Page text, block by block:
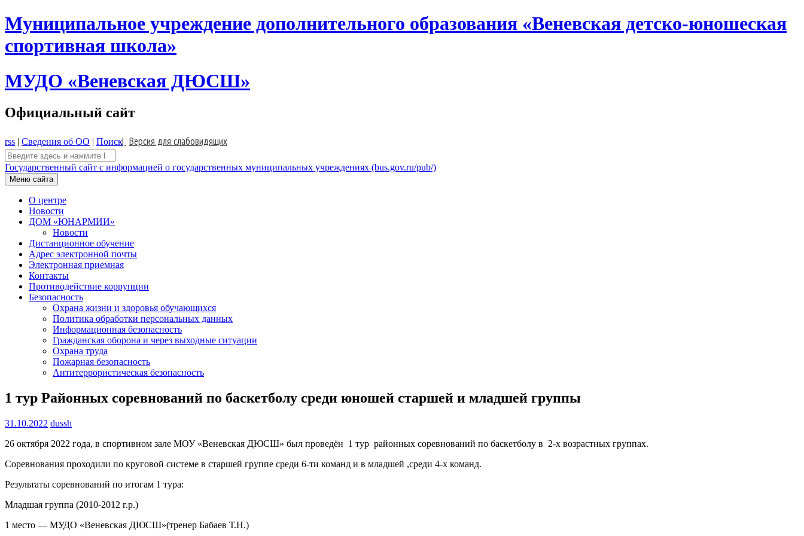
Skip
to
Муниципальное учреждение дополнительного образования «Веневская детско-юношеская
спортивная школа»
МУДО «Веневская ДЮСШ»
Официальный сайт
rss | Сведения об ОО | Поиск| Версия для слабовидящих
Поиск:
Государственный сайт с информацией о государственных муниципальных учреждениях (bus.gov.ru/pub/)
Меню сайта
О центре
Новости
ДОМ «ЮНАРМИИ»
Новости
Дистанционное обучение
Адрес электронной почты
Электронная приемная
Контакты
Противодействие коррупции
Безопасность
Охрана жизни и здоровья обучающихся
Политика обработки персональных данных
Информационная безопасность
Гражданская оборона и через выходные ситуации
Охрана труда
Пожарная безопасность
Антитеррористическая безопасность
1 тур Районных соревнований по баскетболу среди юношей старшей и младшей группы
31.10.2022 dussh
26 октября 2022 года, в спортивном зале МОУ «Веневская ДЮСШ» был проведён 1 тур районных соревнований по баскетболу в 2-х возрастных группах.
Соревнования проходили по круговой системе в старшей группе среди 6-ти команд и в младшей ,среди 4-х команд.
Результаты соревнований по итогам 1 тура:
Младшая группа (2010-2012 г.р.)
1 место — МУДО «Веневская ДЮСШ»(тренер Бабаев Т.Н.)